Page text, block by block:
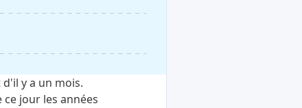
y a un mois.
jour les années